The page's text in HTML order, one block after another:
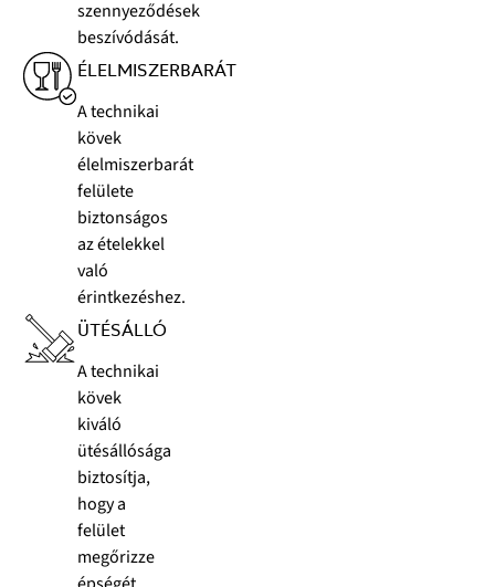
szennyeződések
beszívódását.
ÉLELMISZERBARÁT
A technikai
kövek
élelmiszerbarát
felülete
biztonságos
az ételekkel
való
érintkezéshez.
ÜTÉSÁLLÓ
A technikai
kövek
kiváló
ütésállósága
biztosítja,
hogy a
felület
megőrizze